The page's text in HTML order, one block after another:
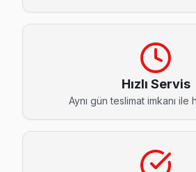
Çanakçı Hitachi Servis
Çanakçı Hitachi Anakart Tamiri →
Çiftlikönü Hitachi Servis
Hitachi TV HDMI port arızası
Ertuğrul Hitachi Servis
Hızlı Servis
Aynı gün teslimat imkanı ile